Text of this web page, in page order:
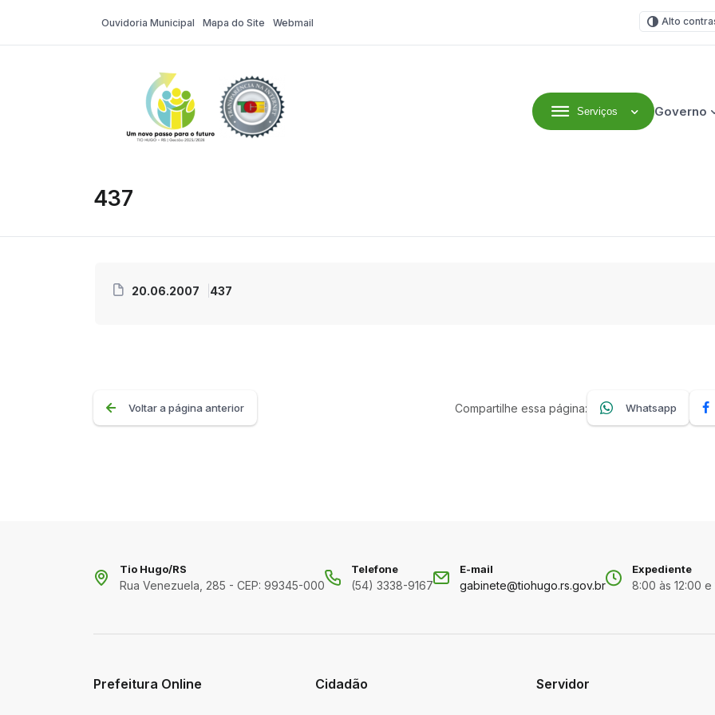
Ouvidoria Municipal Mapa do Site Webmail Alto
Serviços Governo
437
20.06.2007 437
Voltar a página anterior Compartilhe essa página: Whatsapp
Tio Hugo/RS
Rua Venezuela, 285 - CEP: 99345-000
Telefone
(54) 3338-9167
E-mail
gabinete@tiohugo.rs.gov.br
Expediente
8:00 às 12:00 e
Prefeitura Online Cidadão Servidor